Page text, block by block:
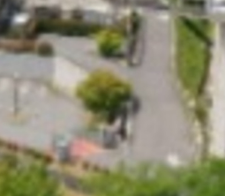
＆願書
＆願書
過去問題集
求
留学・進学関連、塾・予備校
求